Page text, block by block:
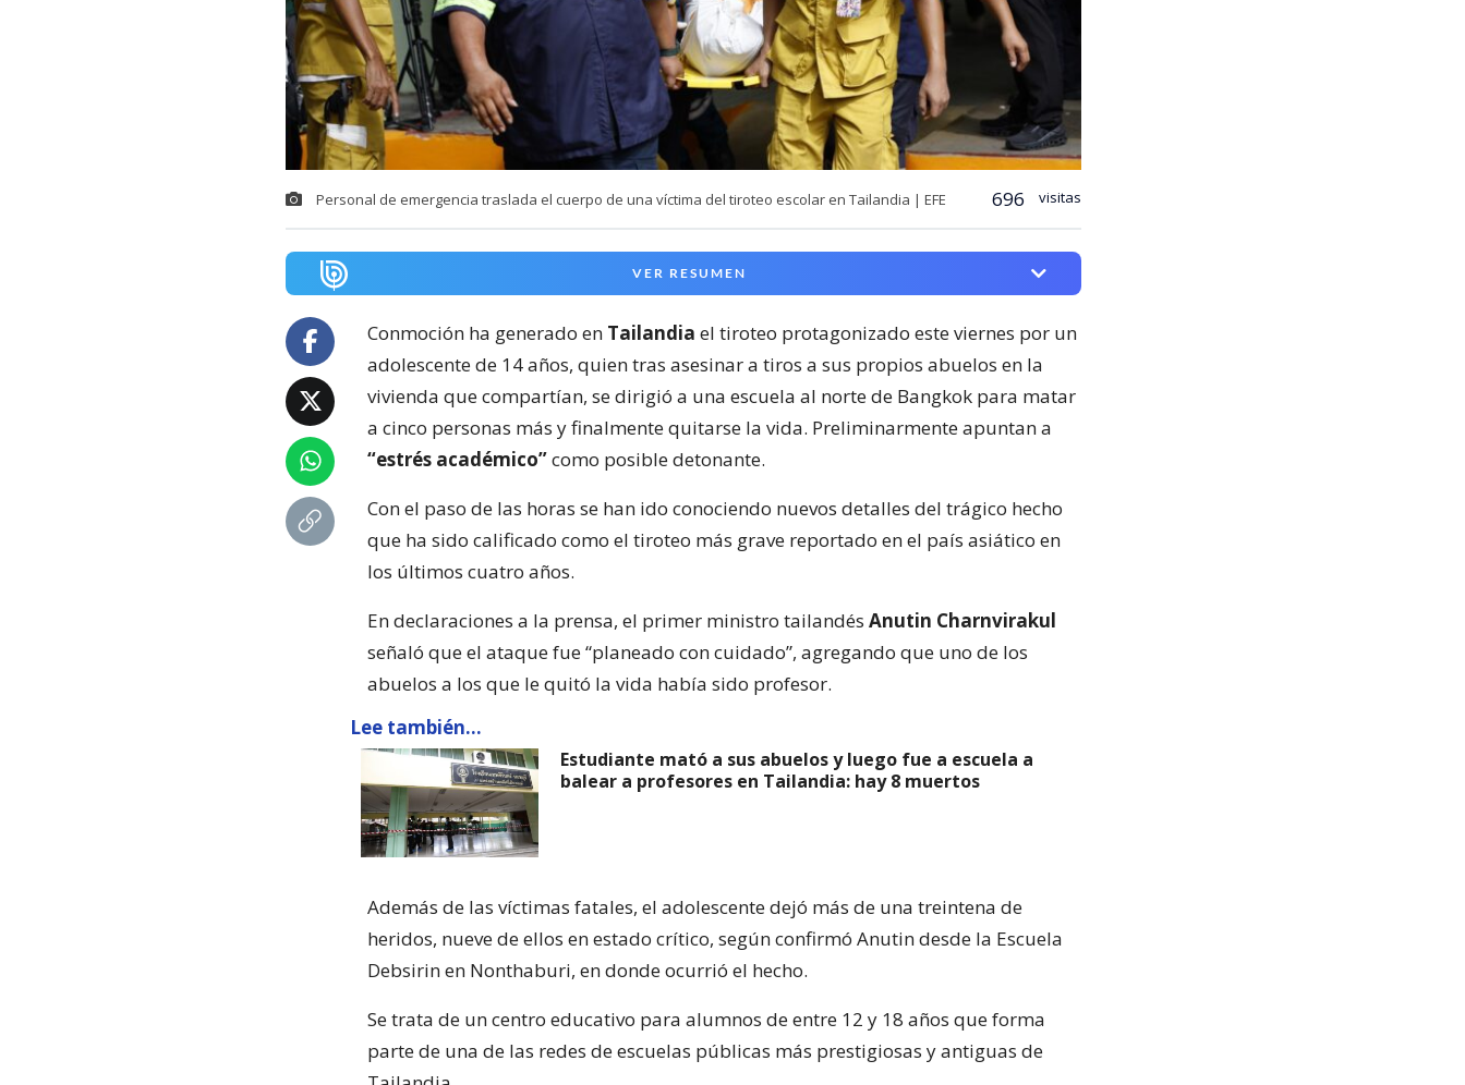
Personal de emergencia traslada el cuerpo de una víctima del tiroteo escolar en Tailandia | EFE 696 visitas
VER RESUMEN
Conmoción ha generado en Tailandia el tiroteo protagonizado este viernes por un
adolescente de 14 años, quien tras asesinar a tiros a sus propios abuelos en la
vivienda que compartían, se dirigió a una escuela al norte de Bangkok para matar
a cinco personas más y finalmente quitarse la vida. Preliminarmente apuntan a
“estrés académico”como posible detonante.
Con el paso de las horas se han ido conociendo nuevos detalles del trágico hecho
que ha sido calificado como el tiroteo más grave reportado en el país asiático en
los últimos cuatro años.
En declaraciones a la prensa, el primer ministro tailandés Anutin Charnvirakul
señaló que el ataque fue “planeado con cuidado”, agregando que uno de los
abuelos a los que le quitó la vida había sido profesor.
Lee también...
Estudiante mató a sus abuelos y luego fue a escuela a
balear a profesores en Tailandia: hay 8 muertos
Además de las víctimas fatales, el adolescente dejó más de una treintena de
heridos, nueve de ellos en estado crítico, según confirmó Anutin desde la Escuela
Debsirin en Nonthaburi, en donde ocurrió el hecho.
Se trata de un centro educativo para alumnos de entre 12 y 18 años que forma
parte de una de las redes de escuelas públicas más prestigiosas y antiguas de